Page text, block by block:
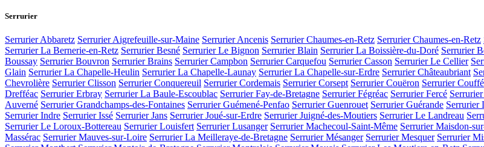
Serrurier
Serrurier Abbaretz Serrurier Aigrefeuille-sur-Maine Serrurier Ancenis Serrurier Chaumes-en-Retz Serrurier Chaumes-en-Retz
Serrurier La Bernerie-en-Retz Serrurier Besné Serrurier Le Bignon Serrurier Blain Serrurier La Boissière-du-Doré Serrurier
Boussay Serrurier Bouvron Serrurier Brains Serrurier Campbon Serrurier Carquefou Serrurier Casson Serrurier Le Cellier
Glain Serrurier La Chapelle-Heulin Serrurier La Chapelle-Launay Serrurier La Chapelle-sur-Erdre Serrurier Châteaubriant
Chevrolière Serrurier Clisson Serrurier Conquereuil Serrurier Cordemais Serrurier Corsept Serrurier Couëron Serrurier Couffé
Drefféac Serrurier Erbray Serrurier La Baule-Escoublac Serrurier Fay-de-Bretagne Serrurier Fégréac Serrurier Fercé
Auverné Serrurier Grandchamps-des-Fontaines Serrurier Guémené-Penfao Serrurier Guenrouet Serrurier Guérande Serrurier
Serrurier Indre Serrurier Issé Serrurier Jans Serrurier Joué-sur-Erdre Serrurier Juigné-des-Moutiers Serrurier Le Landreau
Serrurier Le Loroux-Bottereau Serrurier Louisfert Serrurier Lusanger Serrurier Machecoul-Saint-Même Serrurier Maisdon-
Massérac Serrurier Mauves-sur-Loire Serrurier La Meilleraye-de-Bretagne Serrurier Mésanger Serrurier Mesquer Serrurier